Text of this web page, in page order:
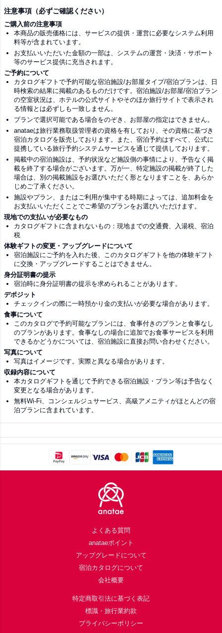
注意事項（必ずご確認ください）
ご購入前の注意事項
本商品の販売価格には、サービスの提供・運営に必要なシステム利用
料等が含まれています。
お支払いいただいた金額の一部は、システムの運営・決済・サポート
等のサービス提供に充当されます。
ご予約について
カタログギフトで予約可能な宿泊施設/お部屋タイプ/宿泊プランは、日
時検索の結果に掲載のあるものだけです。宿泊施設/お部屋/宿泊プラン
の空室状況は、ホテルの公式サイトやそのほか旅行サイトで表示され
る情報とは必ずしも一致しません。
プランで選択可能である場合をのぞき、お部屋の指定はできません。
anataeは旅行業務取扱管理者の資格を有しており、その資格に基づき
宿泊カタログを販売しております。また、宿泊予約はすべて、公式に
提携している旅行予約システムサービスを通じて提供しております。
掲載中の宿泊施設は、予約状況など施設側の事情により、予告なく掲
載を終了する場合がございます。万が一、特定施設の掲載が終了した
場合は、別の掲載施設をお選びいただく形となりますことを、あらか
じめご了承ください。
施設やプラン、またはご利用が集中する時期によっては、追加料金を
お支払いいただくことでご希望のプランをお選びいただけます。
現地での支払いが必要なもの
カタログギフトに含まれないもの：現地までの交通費、入湯税、宿泊
税
体験ギフトの変更・アップグレードについて
宿泊施設にご予約を入れた後、このカタログギフトを他の体験ギフト
に交換・アップグレードすることはできません。
身分証明書の提示
宿泊時に身分証明書の提示を求められることがあります。
デポジット
チェックインの際に一時預かり金の支払いが必要な場合があります。
食事について
このカタログで予約可能なプランには、食事付きのプランと食事なし
のプランがあります。食事なしの場合に追加でお食事サービスを利用
できるかどうかについては、宿泊施設に直接お問い合わせください。
写真について
写真はイメージです。実際と異なる場合があります。
収録内容について
本カタログギフトを通じて予約できる宿泊施設・プラン等は予告なく
変更となる場合があります。
無料Wi-Fi、コンシェルジュサービス、高級アメニティがほとんどの宿
泊プランに含まれています。
よくある質問
anataeポイント
アップグレードについて
宿泊カタログについて
会社概要
特定商取引法に基づく表記
標識・旅行業約款
プライバシーポリシー